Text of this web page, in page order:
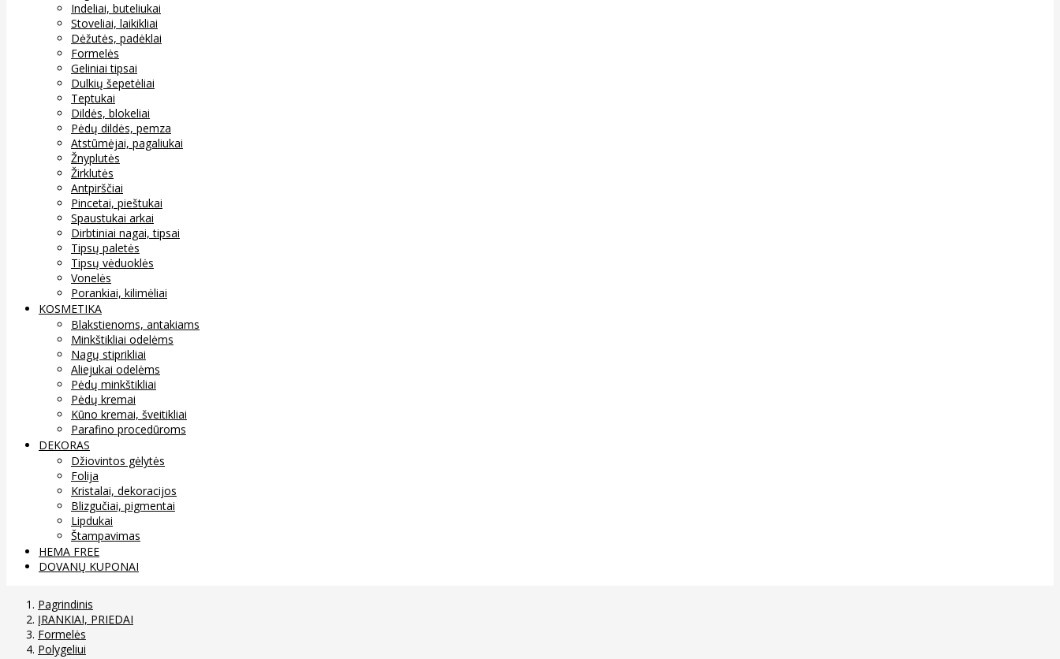
Indeliai, buteliukai
Stoveliai, laikikliai
Dėžutės, padėklai
Formelės
Geliniai tipsai
Dulkių šepetėliai
Teptukai
Dildės, blokeliai
Pėdų dildės, pemza
Atstūmėjai, pagaliukai
Žnyplutės
Žirklutės
Antpirščiai
Pincetai, pieštukai
Spaustukai arkai
Dirbtiniai nagai, tipsai
Tipsų paletės
Tipsų vėduoklės
Vonelės
Porankiai, kilimėliai
KOSMETIKA
Blakstienoms, antakiams
Minkštikliai odelėms
Nagų stiprikliai
Aliejukai odelėms
Pėdų minkštikliai
Pėdų kremai
Kūno kremai, šveitikliai
Parafino procedūroms
DEKORAS
Džiovintos gėlytės
Folija
Kristalai, dekoracijos
Blizgučiai, pigmentai
Lipdukai
Štampavimas
HEMA FREE
DOVANŲ KUPONAI
Pagrindinis
ĮRANKIAI, PRIEDAI
Formelės
Polygeliui